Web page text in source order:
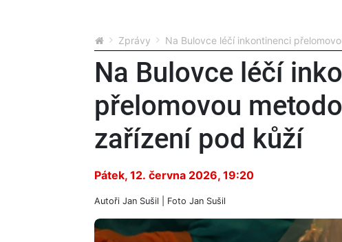
Zprávy Na Bulovce léčí inkontinenci
Na Bulovce léčí
přelomovou
zařízení pod kůží
Pátek, 12. června 2026, 19:20
Autoři Jan Sušil | Foto Jan Sušil